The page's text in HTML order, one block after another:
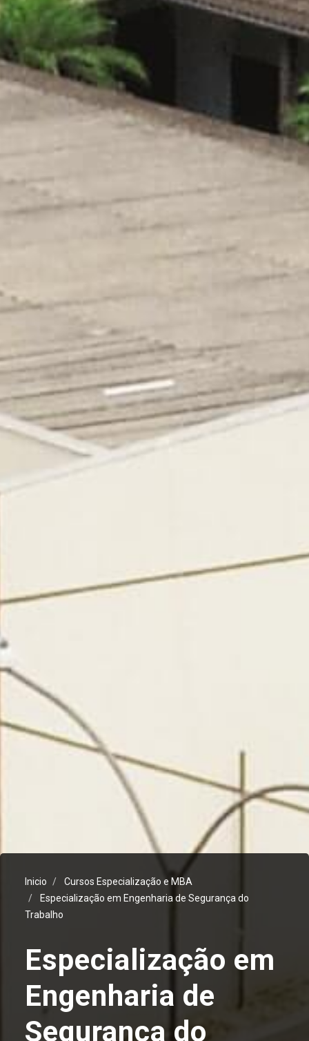
Inicio
Cursos Especialização e MBA
Especialização em Engenharia de Segurança do
Trabalho
Especialização em
Engenharia de
Segurança do